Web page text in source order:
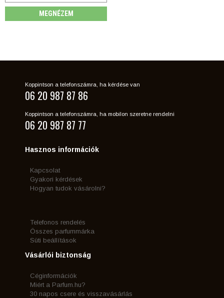
MEGNÉZEM
Koppintson a telefonszámra, ha kérdése van
06 20 987 87 86
Koppintson a telefonszámra, ha mobilon szeretne rendelni
06 20 987 87 77
Hasznos információk
Kapcsolat
Gyakori kérdések
Hogyan tudok vásárolni?
Telefonos rendelés
Összes parfummárka
Süti beállítások
Vásárlói biztonság
Céginformációk
Miért a Parfum.hu?
30 napos csere és visszavásárlás